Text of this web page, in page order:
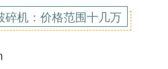
碎机：价格范围十几万